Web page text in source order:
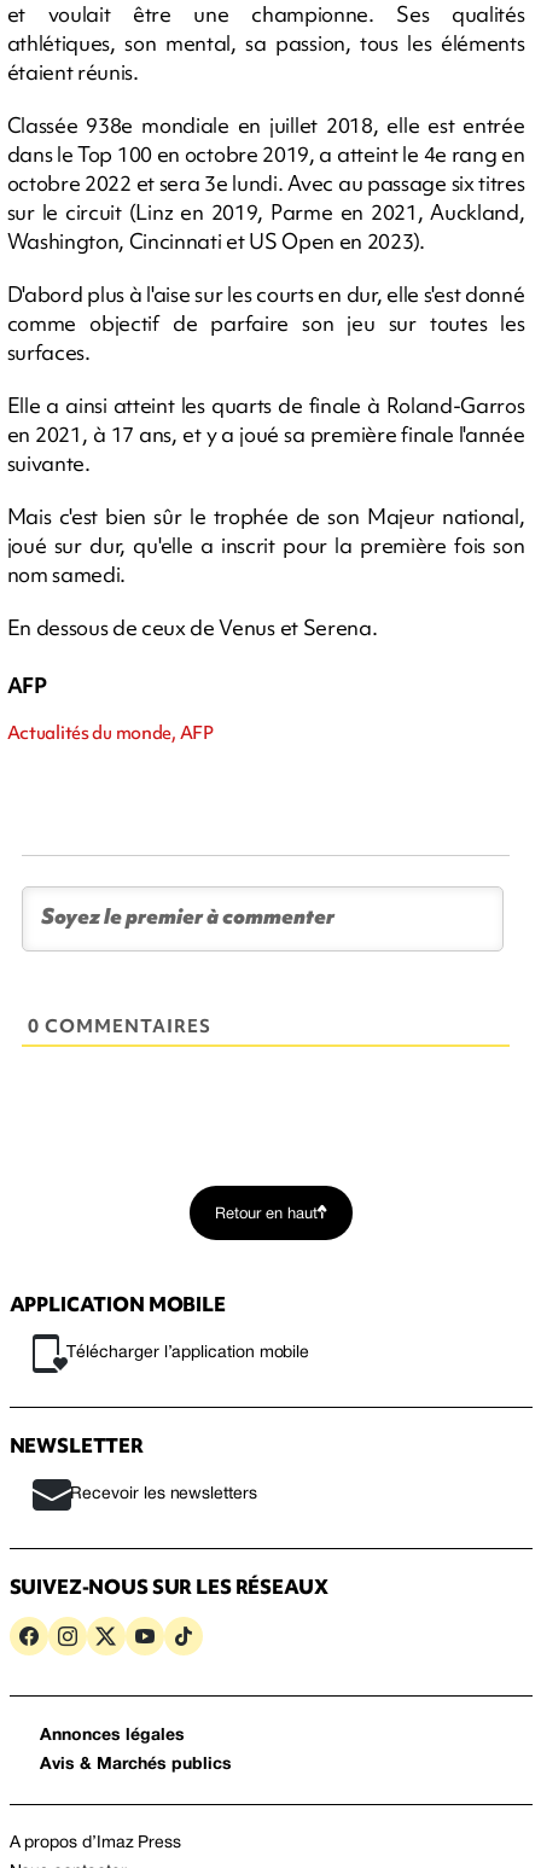
et voulait être une championne. Ses qualités
athlétiques, son mental, sa passion, tous les éléments
étaient réunis.
Classée 938e mondiale en juillet 2018, elle est entrée
dans le Top 100 en octobre 2019, a atteint le 4e rang en
octobre 2022 et sera 3e lundi. Avec au passage six titres
sur le circuit (Linz en 2019, Parme en 2021, Auckland,
Washington, Cincinnati et US Open en 2023).
D'abord plus à l'aise sur les courts en dur, elle s'est donné
comme objectif de parfaire son jeu sur toutes les
surfaces.
Elle a ainsi atteint les quarts de finale à Roland-Garros
en 2021, à 17 ans, et y a joué sa première finale l'année
suivante.
Mais c'est bien sûr le trophée de son Majeur national,
joué sur dur, qu'elle a inscrit pour la première fois son
nom samedi.
En dessous de ceux de Venus et Serena.
AFP
Actualités du monde, AFP
0 COMMENTAIRES
Retour en haut
APPLICATION MOBILE
Télécharger l’application mobile
NEWSLETTER
Recevoir les newsletters
SUIVEZ-NOUS SUR LES RÉSEAUX
Annonces légales
Avis & Marchés publics
A propos d’Imaz Press